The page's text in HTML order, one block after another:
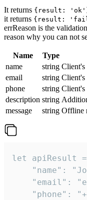
It returns {result:
it returns {result:
errReason is the
reason why you can not
Name Type
name
string Client's
email
string Client's
phone
string Client's
description string
message
string Offline
let apiResult =
"name":
"email":
"phone":